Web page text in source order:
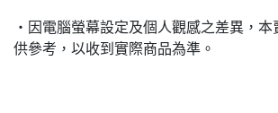
‧因電腦螢幕設定及個人觀感之差異，本
供參考，以收到實際商品為準。